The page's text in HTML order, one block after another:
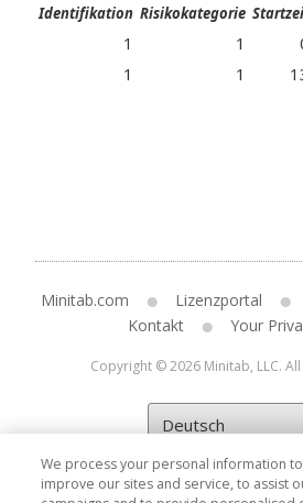
Identifikation Risikokategorie
1 1
1
1
Minitab.com Lizenzportal
Kontakt
Your
Copyright © 2026 Minitab, LLC.
We process your personal information
improve our sites and service, to assist